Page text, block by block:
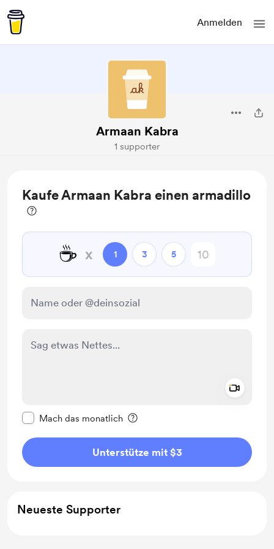
Anmelden
Armaan Kabra
1 supporter
Kaufe Armaan Kabra einen armadillo
☕ x 1 3 5
Mach das monatlich
Unterstütze mit $3
Neueste Supporter